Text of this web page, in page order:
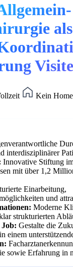
Visite
Kein
interdisziplinärer
Innovative Stiftung
mit über 1,2
Einarbeitung,
und
Moderne
strukturierten
Gestalte die
einem
sowie Erfahrung in